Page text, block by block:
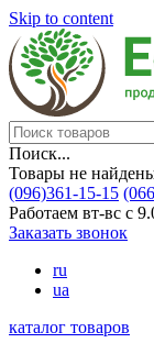
Skip to content
Поиск...
Товары не
(096)361-15-15
Работаем вт-вс с
Заказать звонок
ru
ua
каталог товаров